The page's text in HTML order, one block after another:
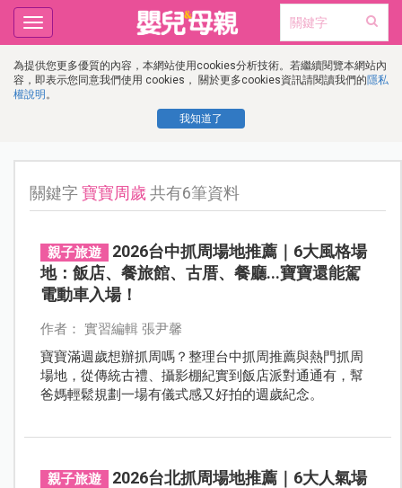
為提供您更多優質的內容，本網站使用cookies分析技術。若繼續閱覽本網站內
容，即表示您同意我們使用 cookies， 關於更多cookies資訊請閱讀我們的隱私
權說明 。
我知道了
Toggle
navigation
關鍵字寶寶周歲 共有6筆資料
親子旅遊
2026台中抓周場地推薦｜6大風格場
地：飯店、餐旅館、古厝、餐廳...寶寶還能駕
電動車入場！
作者： 實習編輯 張尹馨
寶寶滿週歲想辦抓周嗎？整理台中抓周推薦與熱門抓周
場地，從傳統古禮、攝影棚紀實到飯店派對通通有，幫
爸媽輕鬆規劃一場有儀式感又好拍的週歲紀念。
親子旅遊
2026台北抓周場地推薦｜6大人氣場